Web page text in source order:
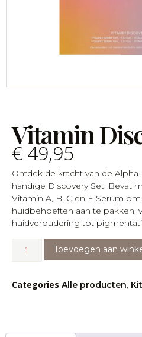
Vitamin
€49,95
Ontdek de kracht van de
handige Discovery Set. Bevat
Vitamin A, B, C en E Serum
huidbehoeften aan te pakken,
huidveroudering tot
Toevoegen aan
Categories Alle producten,